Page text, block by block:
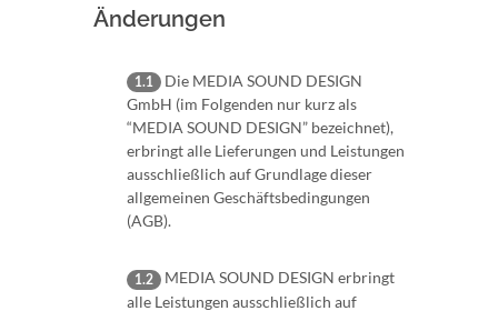
Änderungen
1.1
Die MEDIA SOUND DESIGN
GmbH (im Folgenden nur kurz als
“MEDIA SOUND DESIGN” bezeichnet),
erbringt alle Lieferungen und Leistungen
ausschließlich auf Grundlage dieser
allgemeinen Geschäftsbedingungen
(AGB).
1.2
MEDIA SOUND DESIGN erbringt
alle Leistungen ausschließlich auf